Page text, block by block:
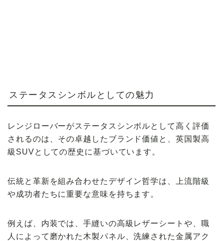
ステータスシンボルとしての魅力
レンジローバーがステータスシンボルとして高く評価
されるのは、その卓越したブランド価値と、英国製高
級SUVとしての歴史に基づいています。
伝統と革新を組み合わせたデザイン哲学は、上流階級
や成功者たちに重要な意味を持ちます。
例えば、内装では、手縫いの高級レザーシートや、職
人によって磨かれた木製パネル、洗練された金属アク